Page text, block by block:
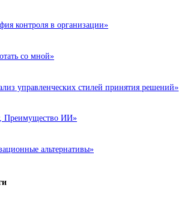
контроля в организации»
со мной»
управленческих стилей принятия решений»
Преимущество ИИ»
альтернативы»